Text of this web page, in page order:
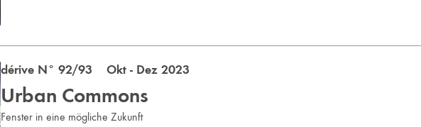
dérive N° 92/93 Okt - Dez 2023
Urban Commons
Fenster in eine mögliche Zukunft